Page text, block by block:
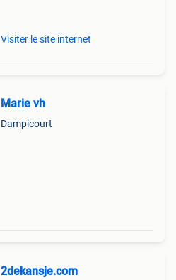
Visiter le site internet
Marie vh
Dampicourt
2dekansje.com